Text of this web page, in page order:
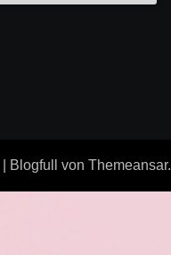
Blogfull von Themeansar.